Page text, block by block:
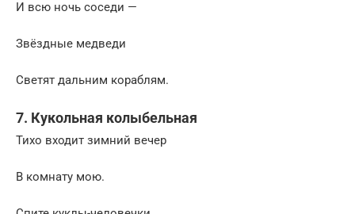
И всю ночь соседи —
Звёздные медведи
Светят дальним кораблям.
7. Кукольная колыбельная
Тихо входит зимний вечер
В комнату мою.